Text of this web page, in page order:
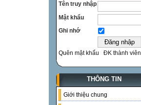
Tên truy nhập
Mật khẩu
Ghi nhớ
Quên mật khẩu ĐK thành viên
THÔNG TIN
Giới thiệu chung